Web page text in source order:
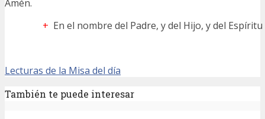
Amén.
+ En el nombre del Padre, y del Hijo, y del Espíritu
Lecturas de la Misa del día
También te puede interesar